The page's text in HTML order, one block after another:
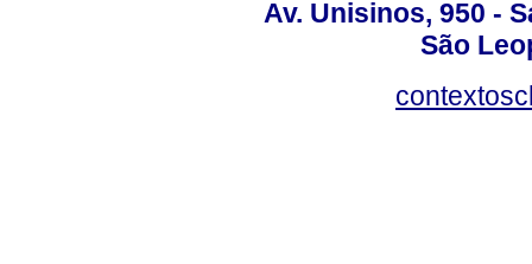
Av. Unisinos, 950 -
São